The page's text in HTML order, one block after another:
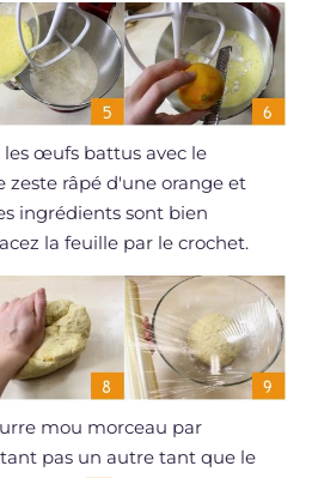
les œufs battus avec le
zeste râpé d'une orange et
ingrédients sont bien
la feuille par le crochet.
mou morceau par
pas un autre tant que le